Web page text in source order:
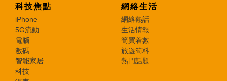
科技焦點
iPhone
5G流動
電腦
數碼
智能家居
科技
網絡生活
網絡熱話
生活情報
筍買着數
旅遊筍料
熱門話題